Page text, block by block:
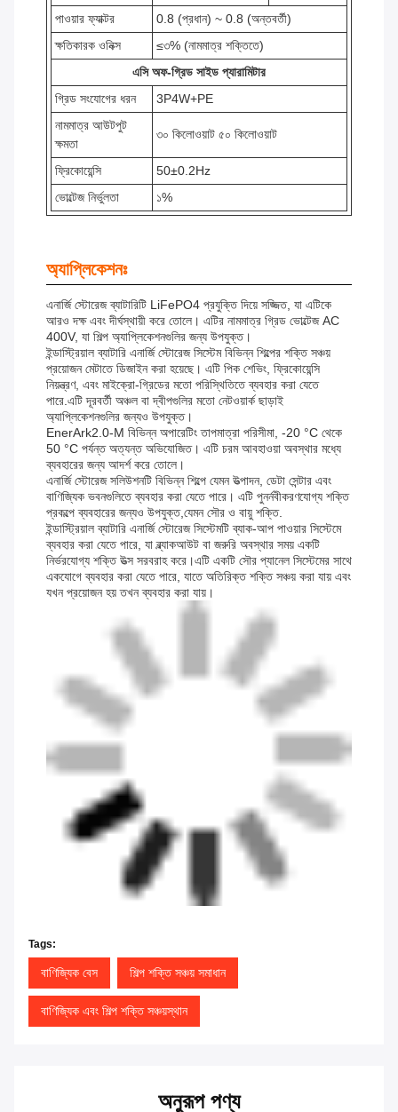
পাওয়ার ফ্যাক্টর
0.8 (প্রধান) ~ 0.8 (অন্তবর্তী)
ক্ষতিকারক ওনিক্স
≤৩% (নামমাত্র শক্তিতে)
এসি অফ-গ্রিড সাইড প্যারামিটার
গ্রিড সংযোগের ধরন
3P4W+PE
নামমাত্র আউটপুট
ক্ষমতা
৩০ কিলোওয়াট ৫০ কিলোওয়াট
ফ্রিকোয়েন্সি
50±0.2Hz
ভোল্টেজ নির্ভুলতা
১%
অ্যাপ্লিকেশনঃ
এনার্জি স্টোরেজ ব্যাটারিটি LiFePO4 প্রযুক্তি দিয়ে সজ্জিত, যা এটিকে
আরও দক্ষ এবং দীর্ঘস্থায়ী করে তোলে। এটির নামমাত্র গ্রিড ভোল্টেজ AC
400V, যা শিল্প অ্যাপ্লিকেশনগুলির জন্য উপযুক্ত।
ইন্ডাস্ট্রিয়াল ব্যাটারি এনার্জি স্টোরেজ সিস্টেম বিভিন্ন শিল্পের শক্তি সঞ্চয়
প্রয়োজন মেটাতে ডিজাইন করা হয়েছে। এটি পিক শেভিং, ফ্রিকোয়েন্সি
নিয়ন্ত্রণ, এবং মাইক্রো-গ্রিডের মতো পরিস্থিতিতে ব্যবহার করা যেতে
পারে.এটি দূরবর্তী অঞ্চল বা দ্বীপগুলির মতো নেটওয়ার্ক ছাড়াই
অ্যাপ্লিকেশনগুলির জন্যও উপযুক্ত।
EnerArk2.0-M বিভিন্ন অপারেটিং তাপমাত্রা পরিসীমা, -20 °C থেকে
50 °C পর্যন্ত অত্যন্ত অভিযোজিত। এটি চরম আবহাওয়া অবস্থার মধ্যে
ব্যবহারের জন্য আদর্শ করে তোলে।
এনার্জি স্টোরেজ সলিউশনটি বিভিন্ন শিল্পে যেমন উত্পাদন, ডেটা সেন্টার এবং
বাণিজ্যিক ভবনগুলিতে ব্যবহার করা যেতে পারে। এটি পুনর্নবীকরণযোগ্য শক্তি
প্রকল্পে ব্যবহারের জন্যও উপযুক্ত,যেমন সৌর ও বায়ু শক্তি.
ইন্ডাস্ট্রিয়াল ব্যাটারি এনার্জি স্টোরেজ সিস্টেমটি ব্যাক-আপ পাওয়ার সিস্টেমে
ব্যবহার করা যেতে পারে, যা ব্ল্যাকআউট বা জরুরি অবস্থার সময় একটি
নির্ভরযোগ্য শক্তি উত্স সরবরাহ করে।এটি একটি সৌর প্যানেল সিস্টেমের সাথে
একযোগে ব্যবহার করা যেতে পারে, যাতে অতিরিক্ত শক্তি সঞ্চয় করা যায় এবং
যখন প্রয়োজন হয় তখন ব্যবহার করা যায়।
Tags:
বাণিজ্যিক বেস শিল্প শক্তি সঞ্চয় সমাধান
বাণিজ্যিক এবং শিল্প শক্তি সঞ্চয়স্থান
অনুরূপ পণ্য